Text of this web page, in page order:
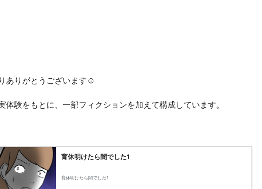
ありがとうございます☺️
体験をもとに、一部フィクションを加えて構成しています。